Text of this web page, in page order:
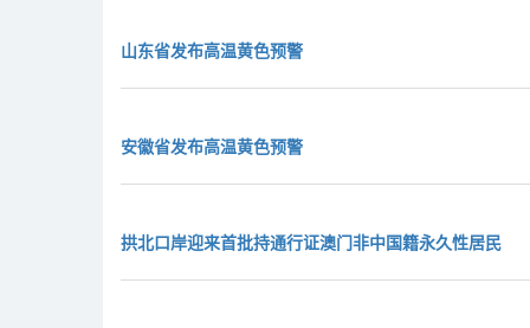
山东省发布高温黄色预警
安徽省发布高温黄色预警
拱北口岸迎来首批持通行证澳门非中国籍永久性居民